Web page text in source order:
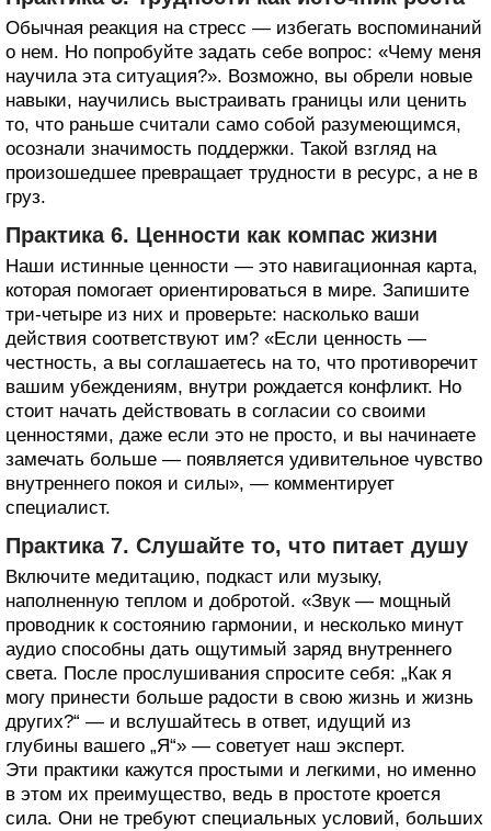
Обычная реакция на стресс — избегать воспоминаний
о нем. Но попробуйте задать себе вопрос: «Чему меня
научила эта ситуация?». Возможно, вы обрели новые
навыки, научились выстраивать границы или ценить
то, что раньше считали само собой разумеющимся,
осознали значимость поддержки. Такой взгляд на
произошедшее превращает трудности в ресурс, а не в
груз.
Практика 6. Ценности как компас жизни
Наши истинные ценности — это навигационная карта,
которая помогает ориентироваться в мире. Запишите
три-четыре из них и проверьте: насколько ваши
действия соответствуют им? «Если ценность —
честность, а вы соглашаетесь на то, что противоречит
вашим убеждениям, внутри рождается конфликт. Но
стоит начать действовать в согласии со своими
ценностями, даже если это не просто, и вы начинаете
замечать больше — появляется удивительное чувство
внутреннего покоя и силы», — комментирует
специалист.
Практика 7. Слушайте то, что питает душу
Включите медитацию, подкаст или музыку,
наполненную теплом и добротой. «Звук — мощный
проводник к состоянию гармонии, и несколько минут
аудио способны дать ощутимый заряд внутреннего
света. После прослушивания спросите себя: „Как я
могу принести больше радости в свою жизнь и жизнь
других?“ — и вслушайтесь в ответ, идущий из
глубины вашего „Я“» — советует наш эксперт.
Эти практики кажутся простыми и легкими, но именно
в этом их преимущество, ведь в простоте кроется
сила. Они не требуют специальных условий, больших